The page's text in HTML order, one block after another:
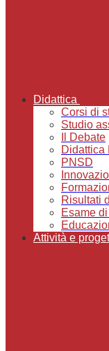
Didattica
Corsi di
Studio
Il Debate
Didattica
PNSD
Risultati
Esame
Attività e